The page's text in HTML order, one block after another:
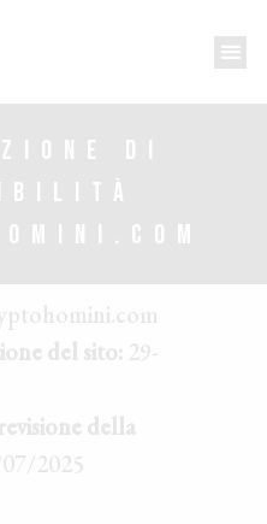
DI
del sito: 29-
della
2025